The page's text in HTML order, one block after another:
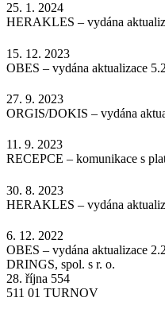
25. 1. 2024
HERAKLES – vydána
15. 12. 2023
OBES – vydána aktualizace
27. 9. 2023
ORGIS/DOKIS – vydána
11. 9. 2023
RECEPCE – komunikace s
30. 8. 2023
HERAKLES – vydána
6. 12. 2022
OBES – vydána aktualizace
DRINGS, spol. s r. o.
28. října 554
511 01 TURNOV